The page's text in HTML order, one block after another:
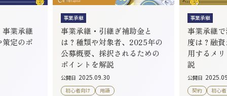
業承継
定のポ
事業承継
事業承継・引継ぎ補助金と
は？種類や対象者、2025年の
公募概要、採択されるための
ポイントを解説
公開日 2025.09.30
初心者向け 用語
事業承継
事業承継
度は？融
用するメ
説
公開日
契約 初心